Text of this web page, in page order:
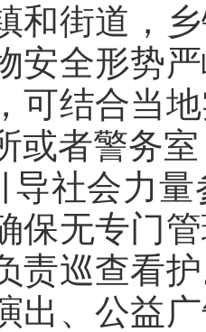
和街道 ，
安全形势
可结合当
或者警务
导社会力
保无专门
责巡查看
出、公益